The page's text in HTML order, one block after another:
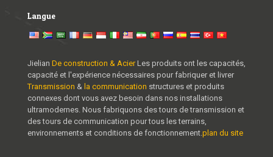
Langue
Jielian De construction & AcierLes produits ont les capacités,
capacité et l'expérience nécessaires pour fabriquer et livrer
Transmission & la communication structures et produits
connexes dont vous avez besoin dans nos installations
ultramodernes. Nous fabriquons des tours de transmission et
des tours de communication pour tous les terrains,
environnements et conditions de fonctionnement. plan du site